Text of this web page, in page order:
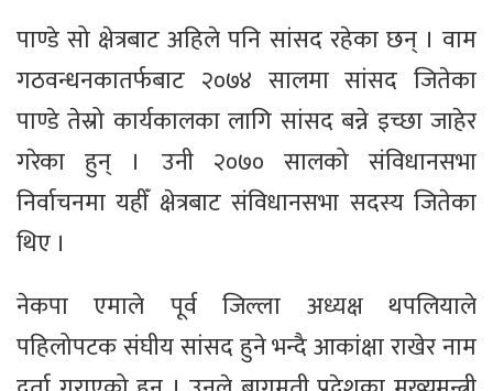
पाण्डे सो क्षेत्रबाट अहिले पनि सांसद रहेका छन् । वाम
गठवन्धनकातर्फबाट २०७४ सालमा सांसद जितेका
पाण्डे तेस्रो कार्यकालका लागि सांसद बन्ने इच्छा जाहेर
गरेका हुन् । उनी २०७० सालको संविधानसभा
निर्वाचनमा यहीँ क्षेत्रबाट संविधानसभा सदस्य जितेका
थिए ।
नेकपा एमाले पूर्व जिल्ला अध्यक्ष थपलियाले
पहिलोपटक संघीय सांसद हुने भन्दै आकांक्षा राखेर नाम